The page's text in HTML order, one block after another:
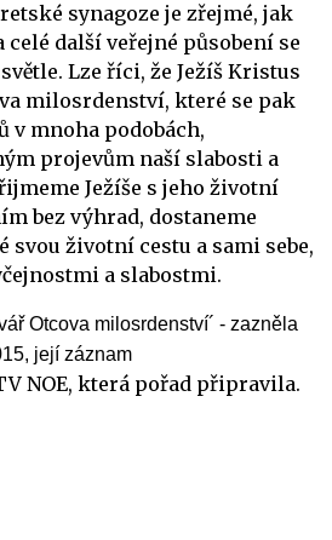
synagoze je zřejmé, jak
celé další veřejné působení se
Lze říci, že Ježíš Kristus
milosrdenství, které se pak
v mnoha podobách,
projevům naší slabosti a
Ježíše s jeho životní
bez výhrad, dostaneme
životní cestu a sami sebe,
a slabostmi.
Otcova milosrdenství´ - zazněla
její záznam
NOE, která pořad připravila.